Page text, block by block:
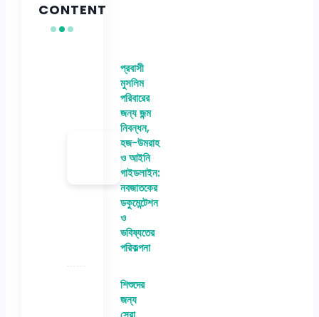
CONTENT
প্রবাসী
মুসলিম
পরিবারের
জন্য জন্ম
নিবন্ধন,
হজ-উমরাহ
ও আইনি
গাইডলাইন:
নবজাতকের
ডকুমেন্টেশন
ও
ভবিষ্যতের
পরিকল্পনা
শিশুদের
জন্য